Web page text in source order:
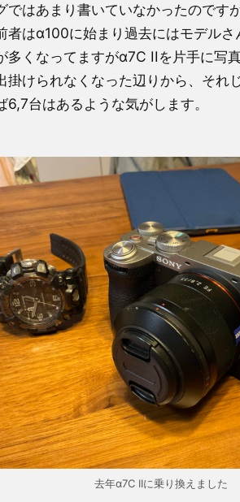
はあまり書いていなかったのです
者はα100に始まり過去にはモデル
多くなってますがα7C IIを片手に写
掛けられなくなった辺りから、そ
6,7台はあるような気がします。
去年α7C IIに乗り換えました